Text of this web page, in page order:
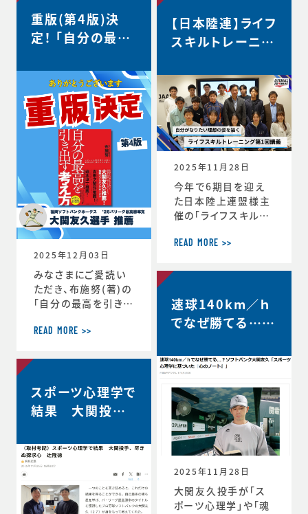
け、大関選手のコメン
トの「真意」をスポー
ツ心理学の視点から、
た内容がこちらの記
事にまとめられてい
ます。大関選手の布施
の1年間の取組みの
中身が見えてくると
思います。ぜひリンク
からご覧ください。・
言語化で生じる再現
性・何にフォーカスす
バランスを理解するこ
とのメリットはそれだ
けにとどまりません。
ビジネスにおいても
瞬時に判断が求めら
れるような状況が
度々起こりますが、 C
S バランスを意識し
てその時できる最高
のことにチャレンジす
る習慣が身につくと、
困難などんな状況下
重版(第4版)決
定！ 「自分の最高
方」
2025年12月03日
みなさまにご愛読い
ただき、布施努(著)の
「自分の最高を引き出
ツ心理学博士が語る
の違い」は、続々と重
決定しました。第4版
からの帯には、ソフト
バンクホークス大関
葉もいただいていま
す！この本が、より多く
のみなさまのお役に
立つことができれば
と願っております。■
READ MORE >>
【日本陸連】ライフ
スキルトレーニン
ンタビュー＜自分
がなりたい理想の
姿を描く＞
2025年11月28日
今年で6期目を迎え
た日本陸上連盟様主
催の「ライフスキルト
トしています。第6期
3名、3年生2名、4年
tps://www.jaaf.o
r.jp/news/articl
e/22881/）が受講生
ます。第一回のトレー
ニングの様子や受講
者のインタビューが
掲載されました。htt
ps://www.jaaf.or.
jp/news/a
READ MORE >>
スポーツ心理学で
結果 大関投手、
日新聞デジタル】
速球140km／ｈ
でなぜ勝てる…？
友久「野球はアー
トとサイエンスで
す」【FRIDAY…
2025年11月28日
大関友久投手が「ス
ポーツ心理学」や「魂